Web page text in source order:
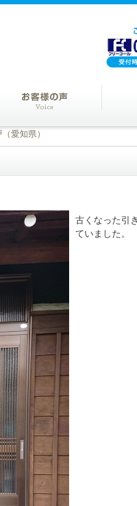
愛知県）
古くなった引
ていました。